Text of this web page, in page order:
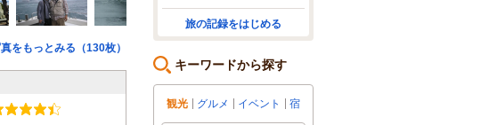
をもっとみる（130枚）
旅の記録をはじめる
キーワードから探す
観光 グルメ イベント 宿